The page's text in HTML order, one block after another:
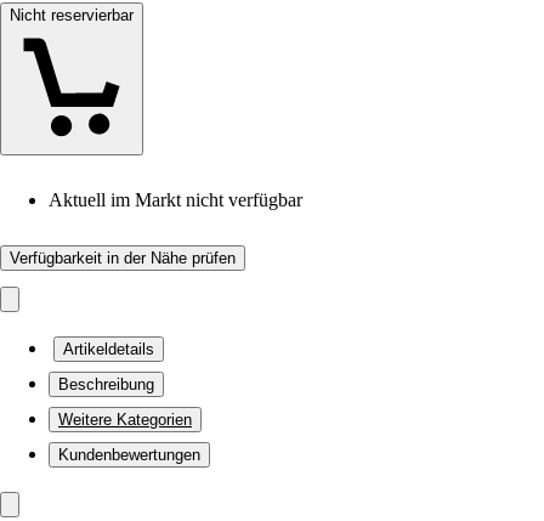
Nicht reservierbar
Aktuell im Markt nicht verfügbar
Verfügbarkeit in der Nähe prüfen
Artikeldetails
Beschreibung
Weitere Kategorien
Kundenbewertungen